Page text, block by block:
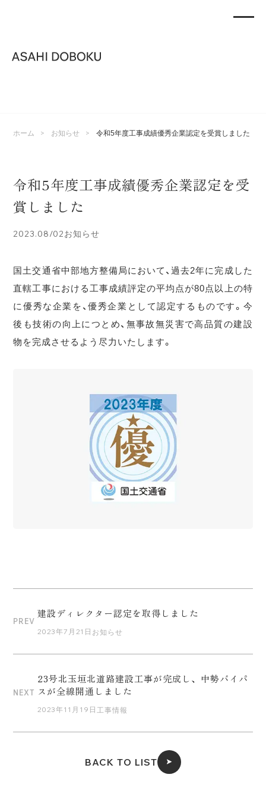
ホーム > お知らせ > 令和5年度工事成績優秀企業認定を受賞しました
令和5年度工事成績優秀企業認定を受
賞しました
2023.08/02お知らせ
国土交通省中部地方整備局において、過去2年に完成した
直轄工事における工事成績評定の平均点が80点以上の特
に優秀な企業を、優秀企業として認定するものです。今
後も技術の向上につとめ、無事故無災害で高品質の建設
物を完成させるよう尽力いたします。
PREV
建設ディレクター認定を取得しました
2023年7月21日 お知らせ
NEXT
23号北玉垣北道路建設工事が完成し、中勢バイパ
スが全線開通しました
2023年11月19日 工事情報
BACK TO LIST